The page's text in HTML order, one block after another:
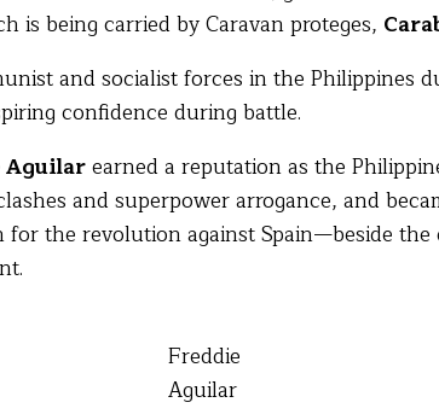
is being carried by Caravan proteges,
and socialist forces in the Philippines
confidence during battle.
earned a reputation as the
and superpower arrogance, and
the revolution against Spain—beside the
Freddie
Aguilar